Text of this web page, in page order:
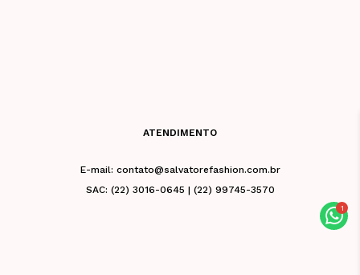
ATENDIMENTO
E-mail: contato@salvatorefashion.com.br
SAC: (22) 3016-0645 | (22) 99745-3570